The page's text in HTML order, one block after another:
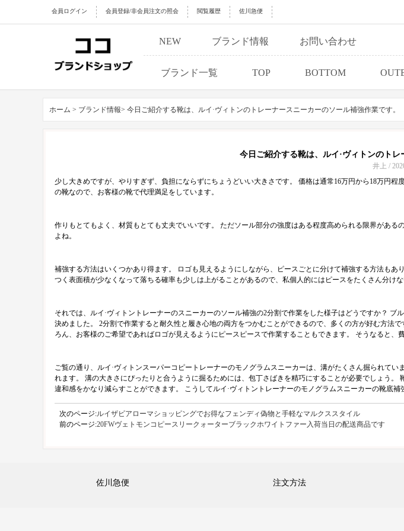
会員ログイン 会員登録/非会員注文の照会 閲覧履歴 佐川急便
NEW ブランド情報 お問い合わせ
ブランド一覧 TOP BOTTOM
ホーム > ブランド情報> 今日ご紹介する靴は、ルイ·ヴィトンのトレーナースニーカーのソール補強作業です。
今日ご紹介する靴は、ルイ·ヴィトンのトレ
井上 /
少し大きめですが、やりすぎず、負担にならずにちょうどいい大きさです。 価格は通常16万円から18万円
の靴なので、お客様の靴で代理満足をしています。
作りもとてもよく、材質もとても丈夫でいいです。 ただソール部分の強度はある程度高められる限界がある
よね。
補強する方法はいくつかあり得ます。 ロゴも見えるようにしながら、ピースごとに分けて補強する方法も
つく表面積が少なくなって落ちる確率も少しは上がることがあるので、私個人的にはピースをたくさん分けな
それでは、ルイ·ヴィトントレーナーのスニーカーのソール補強の2分割で作業をした様子はどうですか？
決めました。 2分割で作業すると耐久性と履き心地の両方をつかむことができるので、多くの方が好む方法
ろん、お客様のご希望であればロゴが見えるようにピースピースで作業することもできます。 そうなると、
ご覧の通り、ルイ·ヴィトンスーパーコピートレーナーのモノグラムスニーカーは、溝がたくさん掘られて
れます。 溝の大きさにぴったりと合うように掘るためには、包丁さばきを精巧にすることが必要でしょう
違和感をかなり減らすことができます。 こうしてルイ·ヴィトントレーナーのモノグラムスニーカーの靴底補
次のページ:ルイザビアローマショッピングでお得なフェンディ偽物と手軽なマルクススタイル
前のページ:20FWヴェトモンコピースリークォーターブラックホワイトファー入荷当日の配送商品です
佐川急便 注文方法